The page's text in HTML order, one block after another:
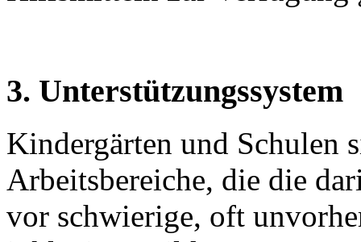
3. Unterstützungssystem
Kindergärten und Schulen
Arbeitsbereiche, die die
vor schwierige, oft